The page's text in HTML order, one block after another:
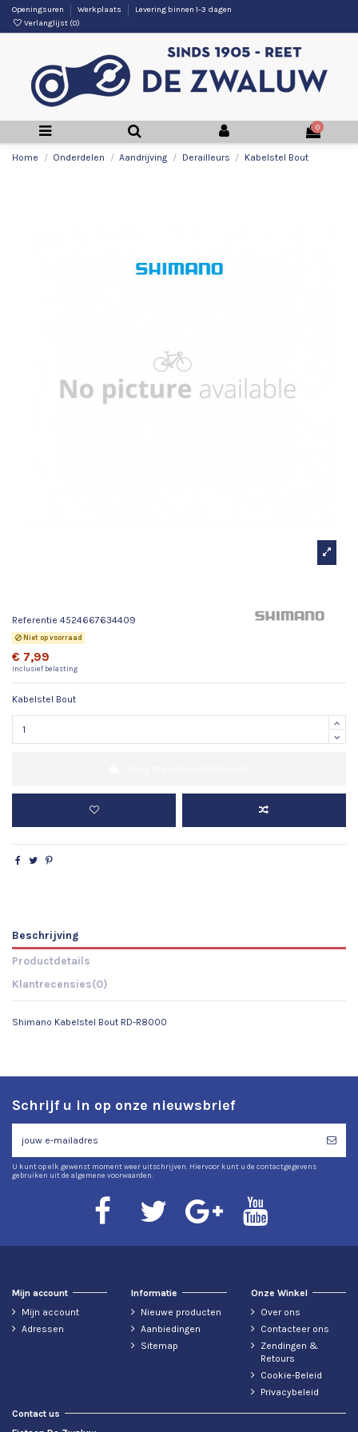
Openingsuren Werkplaats
Levering binnen 1-3 dagen
Verlanglijst (0)
0
Home Onderdelen Aandrijving Derailleurs Kabelstel Bout
Referentie 4524667634409
Niet op voorraad
€ 7,99
Inclusief belasting
Kabelstel Bout
Beschrijving
Productdetails
Klantrecensies(0)
Shimano Kabelstel Bout RD-R8000
Schrijf u in op onze nieuwsbrief
U kunt op elk gewenst moment weer uitschrijven. Hiervoor kunt u de contactgegevens
gebruiken uit de algemene voorwaarden.
Mijn account
Mijn account
Adressen
Informatie
Nieuwe producten
Aanbiedingen
Sitemap
Onze Winkel
Over ons
Contacteer ons
Zendingen &
Retours
Cookie-Beleid
Privacybeleid
Contact us